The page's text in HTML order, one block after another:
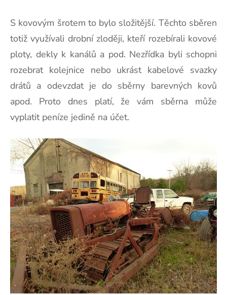
S kovovým šrotem to bylo složitější. Těchto sběren
totiž využívali drobní zloději, kteří rozebírali kovové
ploty, dekly k kanálů a pod. Nezřídka byli schopni
rozebrat kolejnice nebo ukrást kabelové svazky
drátů a odevzdat je do sběrny barevných kovů
apod. Proto dnes platí, že vám sběrna může
vyplatit peníze jedině na účet.